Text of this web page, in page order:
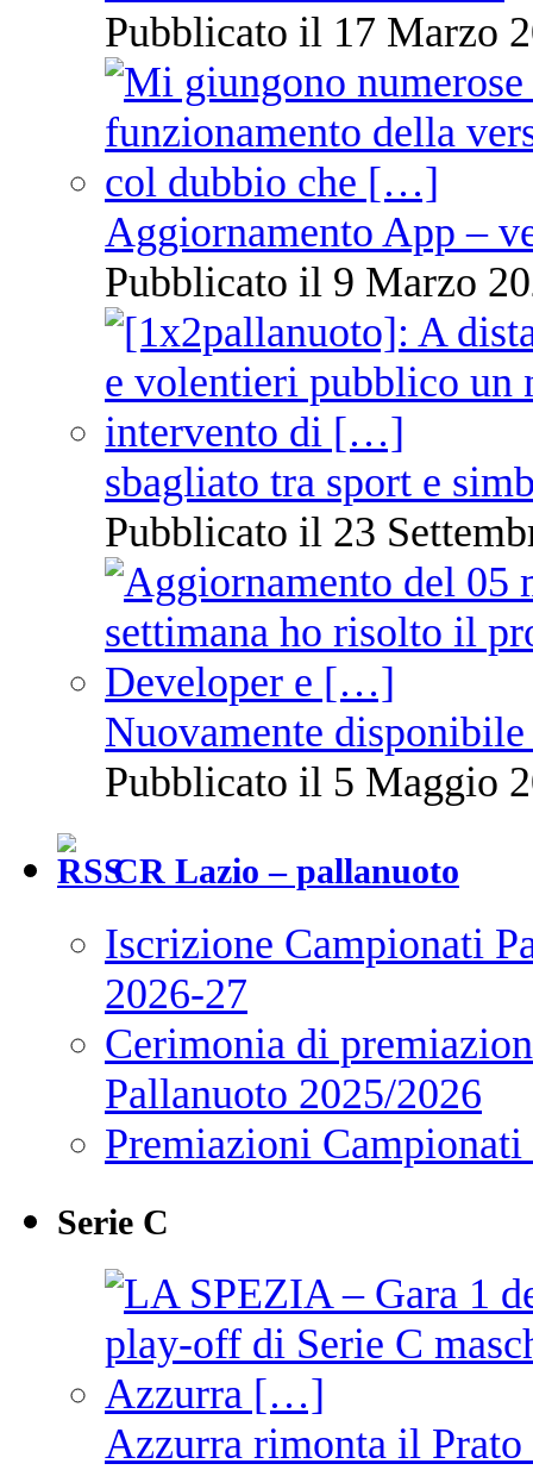
Pubblicato il 17 Marzo
Aggiornamento App –
Pubblicato il 9 Marzo
sbagliato tra sport e
Pubblicato il 23
Nuovamente
Pubblicato il 5 Maggio
CR Lazio – pallanuoto
Iscrizione Campionati
2026-27
Cerimonia di
Pallanuoto 2025/2026
Premiazioni
Serie C
Azzurra rimonta il Prato